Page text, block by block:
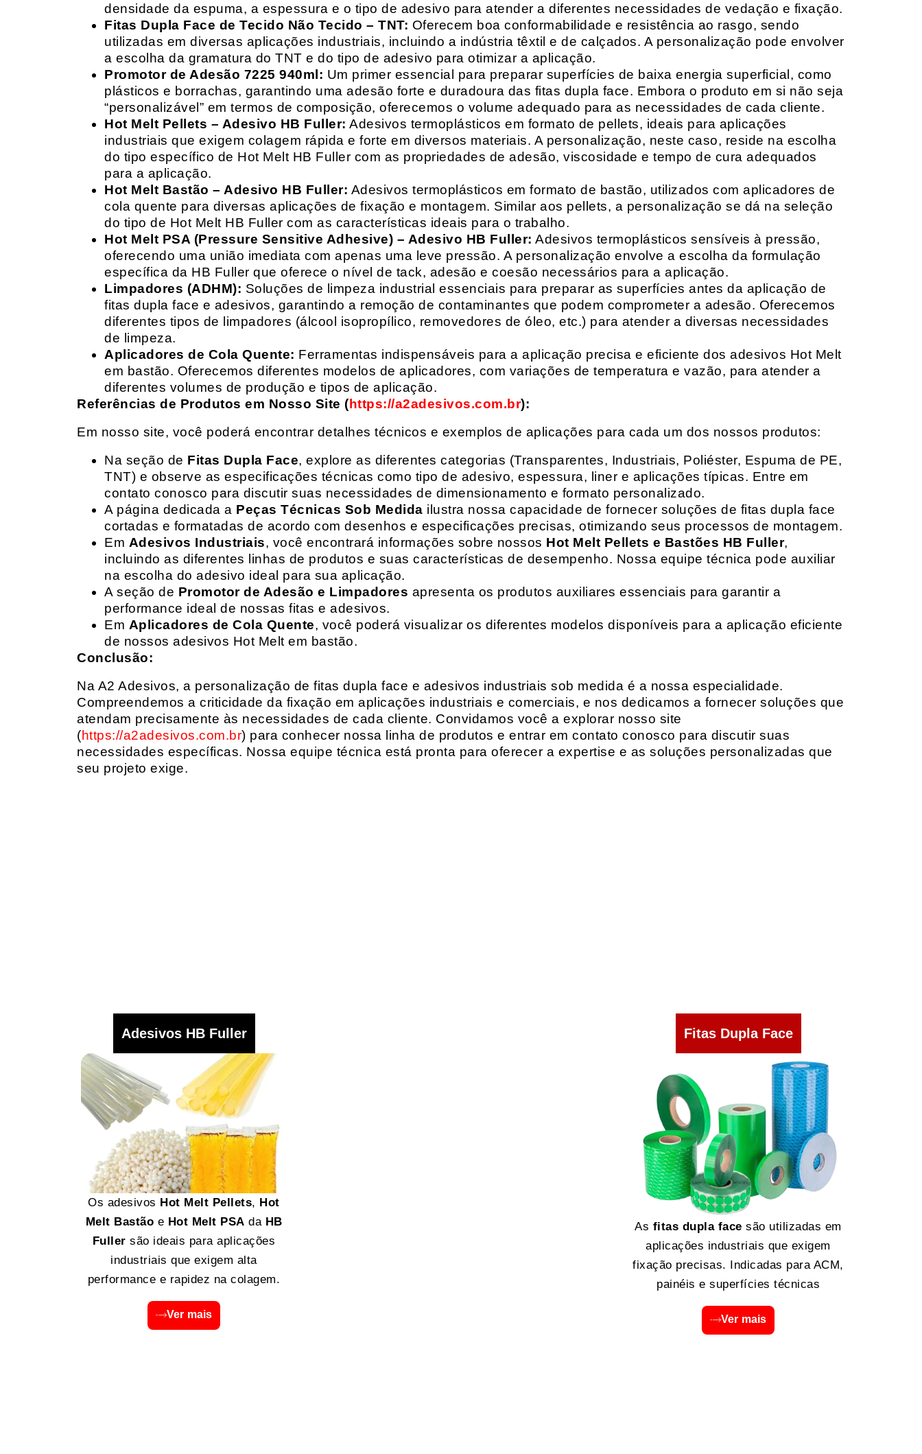
densidade da espuma, a espessura e o tipo de adesivo para atender a diferentes necessidades de vedação e fixação.
Fitas Dupla Face de Tecido Não Tecido – TNT: Oferecem boa conformabilidade e resistência ao rasgo, sendo
utilizadas em diversas aplicações industriais, incluindo a indústria têxtil e de calçados. A personalização pode envolver
a escolha da gramatura do TNT e do tipo de adesivo para otimizar a aplicação.
Promotor de Adesão 7225 940ml: Um primer essencial para preparar superfícies de baixa energia superficial, como
plásticos e borrachas, garantindo uma adesão forte e duradoura das fitas dupla face. Embora o produto em si não seja
“personalizável” em termos de composição, oferecemos o volume adequado para as necessidades de cada cliente.
Hot Melt Pellets – Adesivo HB Fuller: Adesivos termoplásticos em formato de pellets, ideais para aplicações
industriais que exigem colagem rápida e forte em diversos materiais. A personalização, neste caso, reside na escolha
do tipo específico de Hot Melt HB Fuller com as propriedades de adesão, viscosidade e tempo de cura adequados
para a aplicação.
Hot Melt Bastão – Adesivo HB Fuller: Adesivos termoplásticos em formato de bastão, utilizados com aplicadores de
cola quente para diversas aplicações de fixação e montagem. Similar aos pellets, a personalização se dá na seleção
do tipo de Hot Melt HB Fuller com as características ideais para o trabalho.
Hot Melt PSA (Pressure Sensitive Adhesive) – Adesivo HB Fuller: Adesivos termoplásticos sensíveis à pressão,
oferecendo uma união imediata com apenas uma leve pressão. A personalização envolve a escolha da formulação
específica da HB Fuller que oferece o nível de tack, adesão e coesão necessários para a aplicação.
Limpadores (ADHM): Soluções de limpeza industrial essenciais para preparar as superfícies antes da aplicação de
fitas dupla face e adesivos, garantindo a remoção de contaminantes que podem comprometer a adesão. Oferecemos
diferentes tipos de limpadores (álcool isopropílico, removedores de óleo, etc.) para atender a diversas necessidades
de limpeza.
Aplicadores de Cola Quente: Ferramentas indispensáveis para a aplicação precisa e eficiente dos adesivos Hot Melt
em bastão. Oferecemos diferentes modelos de aplicadores, com variações de temperatura e vazão, para atender a
diferentes volumes de produção e tipos de aplicação.
Referências de Produtos em Nosso Site (https://a2adesivos.com.br):
Em nosso site, você poderá encontrar detalhes técnicos e exemplos de aplicações para cada um dos nossos produtos:
Na seção de Fitas Dupla Face, explore as diferentes categorias (Transparentes, Industriais, Poliéster, Espuma de PE,
TNT) e observe as especificações técnicas como tipo de adesivo, espessura, liner e aplicações típicas. Entre em
contato conosco para discutir suas necessidades de dimensionamento e formato personalizado.
A página dedicada a Peças Técnicas Sob Medida ilustra nossa capacidade de fornecer soluções de fitas dupla face
cortadas e formatadas de acordo com desenhos e especificações precisas, otimizando seus processos de montagem.
Em Adesivos Industriais, você encontrará informações sobre nossos Hot Melt Pellets e Bastões HB Fuller,
incluindo as diferentes linhas de produtos e suas características de desempenho. Nossa equipe técnica pode auxiliar
na escolha do adesivo ideal para sua aplicação.
A seção de Promotor de Adesão e Limpadores apresenta os produtos auxiliares essenciais para garantir a
performance ideal de nossas fitas e adesivos.
Em Aplicadores de Cola Quente, você poderá visualizar os diferentes modelos disponíveis para a aplicação eficiente
de nossos adesivos Hot Melt em bastão.
Conclusão:
Na A2 Adesivos, a personalização de fitas dupla face e adesivos industriais sob medida é a nossa especialidade.
Compreendemos a criticidade da fixação em aplicações industriais e comerciais, e nos dedicamos a fornecer soluções que
atendam precisamente às necessidades de cada cliente. Convidamos você a explorar nosso site
(https://a2adesivos.com.br) para conhecer nossa linha de produtos e entrar em contato conosco para discutir suas
necessidades específicas. Nossa equipe técnica está pronta para oferecer a expertise e as soluções personalizadas que
seu projeto exige.
Adesivos HB Fuller
Os adesivos Hot Melt Pellets, Hot
Melt Bastão e Hot Melt PSA da HB
Fuller são ideais para aplicações
industriais que exigem alta
performance e rapidez na colagem.
Ver mais
Fitas Dupla Face
As fitas dupla face são utilizadas em
aplicações industriais que exigem
fixação precisas. Indicadas para ACM,
painéis e superfícies técnicas
Ver mais